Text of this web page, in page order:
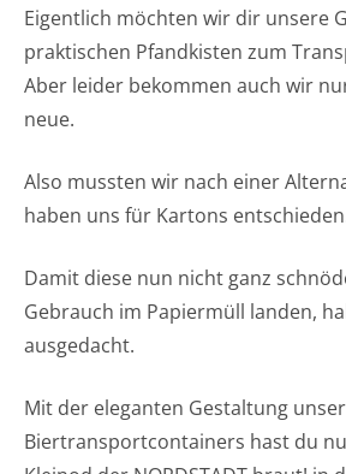
Eigentlich möchten wir dir unsere
praktischen Pfandkisten zum
Aber leider bekommen auch wir
neue.
Also mussten wir nach einer
haben uns für Kartons
Damit diese nun nicht ganz
Gebrauch im Papiermüll landen,
ausgedacht.
Mit der eleganten Gestaltung
Biertransportcontainers hast du